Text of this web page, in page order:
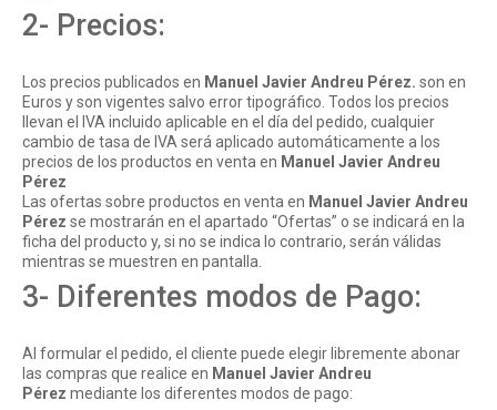
2- Precios:
Los precios publicados en Manuel Javier Andreu Pérez. son en
Euros y son vigentes salvo error tipográfico. Todos los precios
llevan el IVA incluido aplicable en el día del pedido, cualquier
cambio de tasa de IVA será aplicado automáticamente a los
precios de los productos en venta en Manuel Javier Andreu
Pérez
Las ofertas sobre productos en venta en Manuel Javier Andreu
Pérez se mostrarán en el apartado “Ofertas” o se indicará en la
ficha del producto y, si no se indica lo contrario, serán válidas
mientras se muestren en pantalla.
3- Diferentes modos de Pago:
Al formular el pedido, el cliente puede elegir libremente abonar
las compras que realice en Manuel Javier Andreu
Pérez mediante los diferentes modos de pago: